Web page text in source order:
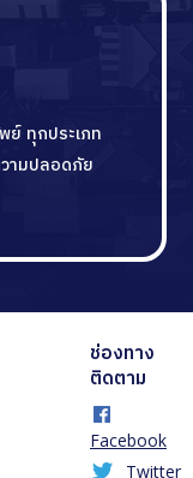
ย์ ทุกประเภท
ามปลอดภัย
ช่องทาง
ติดตาม
Facebook
Twitter